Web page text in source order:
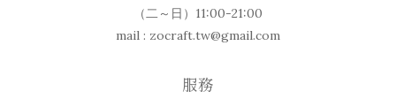
（二～日）11:00-21:00
mail : zocraft.tw@gmail.com
服務